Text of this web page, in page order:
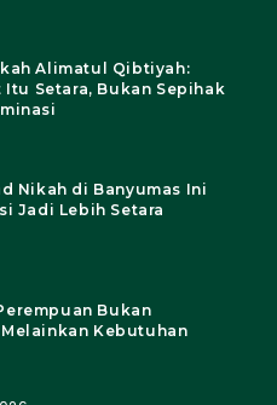
Alimatul Qibtiyah:
Itu Setara, Bukan Sepihak
Nikah di Banyumas Ini
Jadi Lebih Setara
Bukan
Kebutuhan